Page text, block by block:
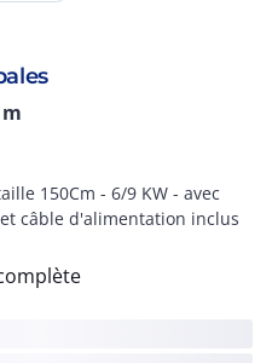
m
150Cm - 6/9 KW - avec
câble d'alimentation inclus